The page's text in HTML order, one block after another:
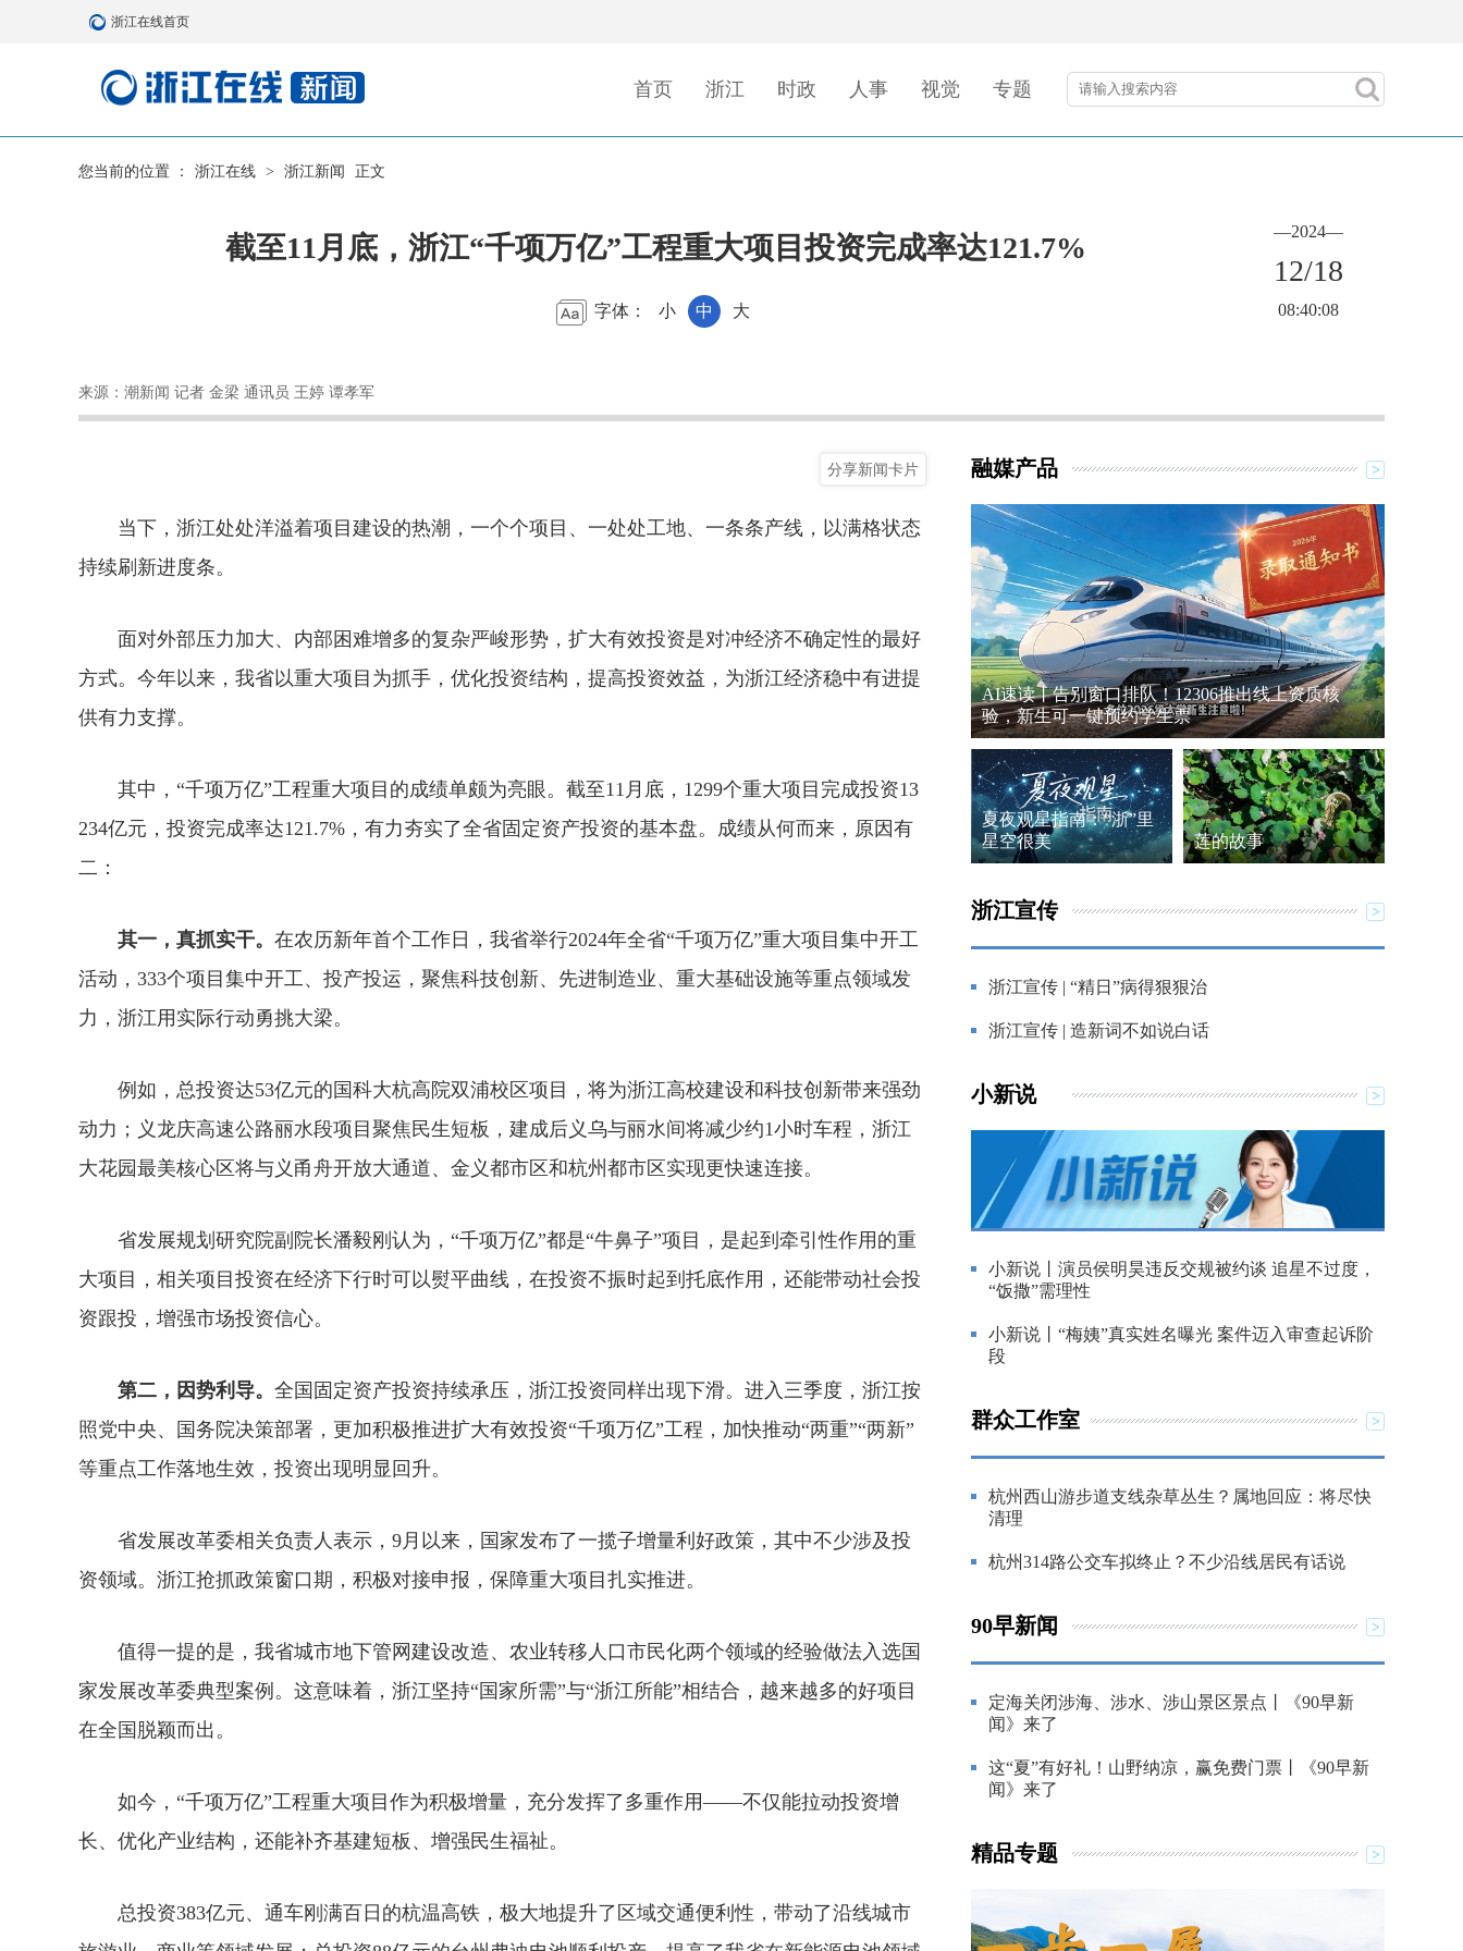
浙江在线首页
首页 浙江 时政 人事 视觉 专题
您当前的位置 ： 浙江在线 > 浙江新闻 正文
截至11月底，浙江“千项万亿”工程重大项目投资完成率达121.7%
字体： 小 中 大
—2024—
12/18
08:40:08
来源：潮新闻 记者 金梁 通讯员 王婷 谭孝军
分享新闻卡片
当下，浙江处处洋溢着项目建设的热潮，一个个项目、一处处工地、一条条产线，以满格状态
持续刷新进度条。
面对外部压力加大、内部困难增多的复杂严峻形势，扩大有效投资是对冲经济不确定性的最好
方式。今年以来，我省以重大项目为抓手，优化投资结构，提高投资效益，为浙江经济稳中有进提
供有力支撑。
其中，“千项万亿”工程重大项目的成绩单颇为亮眼。截至11月底，1299个重大项目完成投资13
234亿元，投资完成率达121.7%，有力夯实了全省固定资产投资的基本盘。成绩从何而来，原因有
二：
其一，真抓实干。 在农历新年首个工作日，我省举行2024年全省“千项万亿”重大项目集中开工
活动，333个项目集中开工、投产投运，聚焦科技创新、先进制造业、重大基础设施等重点领域发
力，浙江用实际行动勇挑大梁。
例如，总投资达53亿元的国科大杭高院双浦校区项目，将为浙江高校建设和科技创新带来强劲
动力；义龙庆高速公路丽水段项目聚焦民生短板，建成后义乌与丽水间将减少约1小时车程，浙江
大花园最美核心区将与义甬舟开放大通道、金义都市区和杭州都市区实现更快速连接。
省发展规划研究院副院长潘毅刚认为，“千项万亿”都是“牛鼻子”项目，是起到牵引性作用的重
大项目，相关项目投资在经济下行时可以熨平曲线，在投资不振时起到托底作用，还能带动社会投
资跟投，增强市场投资信心。
第二，因势利导。 全国固定资产投资持续承压，浙江投资同样出现下滑。进入三季度，浙江按
照党中央、国务院决策部署，更加积极推进扩大有效投资“千项万亿”工程，加快推动“两重”“两新”
等重点工作落地生效，投资出现明显回升。
省发展改革委相关负责人表示，9月以来，国家发布了一揽子增量利好政策，其中不少涉及投
资领域。浙江抢抓政策窗口期，积极对接申报，保障重大项目扎实推进。
值得一提的是，我省城市地下管网建设改造、农业转移人口市民化两个领域的经验做法入选国
家发展改革委典型案例。这意味着，浙江坚持“国家所需”与“浙江所能”相结合，越来越多的好项目
在全国脱颖而出。
如今，“千项万亿”工程重大项目作为积极增量，充分发挥了多重作用——不仅能拉动投资增
长、优化产业结构，还能补齐基建短板、增强民生福祉。
总投资383亿元、通车刚满百日的杭温高铁，极大地提升了区域交通便利性，带动了沿线城市
融媒产品
AI速读丨告别窗口排队！12306推出线上资质核
验，新生可一键预约学生票
夏夜观星指南：“浙”里
星空很美
莲的故事
浙江宣传
浙江宣传 | “精日”病得狠狠治
浙江宣传 | 造新词不如说白话
小新说
小新说丨演员侯明昊违反交规被约谈 追星不过度，
“饭撒”需理性
小新说丨“梅姨”真实姓名曝光 案件迈入审查起诉阶
段
群众工作室
杭州西山游步道支线杂草丛生？属地回应：将尽快
清理
杭州314路公交车拟终止？不少沿线居民有话说
90早新闻
定海关闭涉海、涉水、涉山景区景点丨《90早新
闻》来了
这“夏”有好礼！山野纳凉，赢免费门票丨《90早新
闻》来了
精品专题